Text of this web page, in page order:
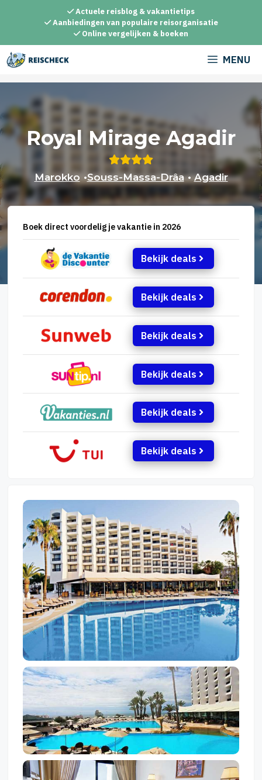
inhoud
Actuele reisblog & vakantietips
Aanbiedingen van populaire reisorganisatie
Online vergelijken & boeken
MENU
Royal Mirage Agadir
Marokko •Souss-Massa-Drâa •Agadir
Boek direct voordelig je vakantie in 2026
Bekijk deals
Bekijk deals
Bekijk deals
Bekijk deals
Bekijk deals
Bekijk deals